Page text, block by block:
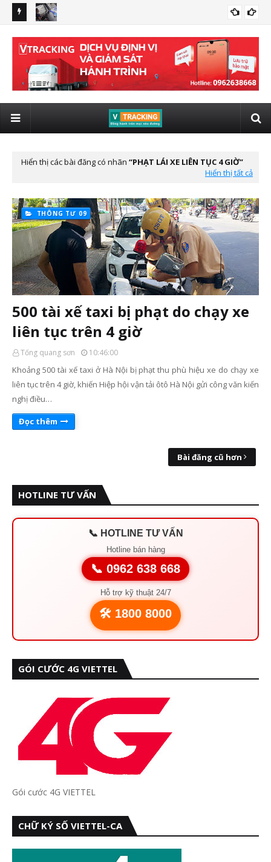
hình ảnh từ 01/01/2025
LẮP ĐỊNH VỊ VIETTEL CHO XE ĐẦU KÉO
Hiển thị các bài đăng có nhãn
PHẠT LÁI XE LIÊN TỤC 4 GIỜ
Hiển thị tất cả
THÔNG TƯ 09
500 tài xế taxi bị phạt do chạy xe
liên tục trên 4 giờ
Tống quang sơn 10:46:00
Khoảng 500 tài xế taxi ở Hà Nội bị phạt thu phù hiệu xe do chạy xe
liên tục trên 4 giờ, khiến Hiệp hội vận tải ôtô Hà Nội gửi công văn kiến
nghị điều…
Đọc thêm
Bài đăng cũ hơn
HOTLINE TƯ VẤN
📞 HOTLINE TƯ VẤN
Hotline bán hàng
📞 0962 638 668
Hỗ trợ kỹ thuật 24/7
🛠️ 1800 8000
GÓI CƯỚC 4G VIETTEL
Gói cước 4G VIETTEL
CHỮ KÝ SỐ VIETTEL-CA